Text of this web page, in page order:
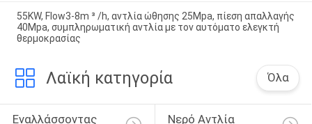
55KW, Flow3-8m ³ /h, αντλία ώθησης 25Mpa, πίεση απαλλαγής
40Mpa, συμπληρωματική αντλία με τον αυτόματο ελεγκτή
θερμοκρασίας
Λαϊκή κατηγορία Όλα
Εναλλάσσοντας Νερό Αντλία